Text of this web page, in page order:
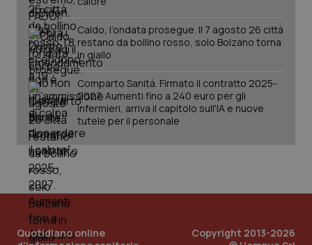
Caldo, l’ondata prosegue. Il 7 agosto 26 città
restano da bollino rosso, solo Bolzano torna
in giallo
Comparto Sanità. Firmato il contratto 2025-
2027. Aumenti fino a 240 euro per gli
infermieri, arriva il capitolo sull'IA e nuove
tutele per il personale
Quotidiano online
Copyright 2013-2026
PHPSESSID
PHP.net
www.quotidianosanita.it